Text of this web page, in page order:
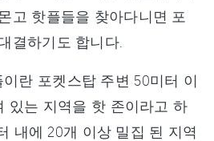
고 핫플들을 찾아다니면 포
결하기도 합니다.
란 포켓스탑 주변 50미터 이
있는 지역을 핫 존이라고 하
내에 20개 이상 밀집 된 지역